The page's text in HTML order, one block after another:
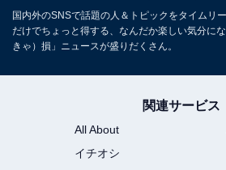
国内外のSNSで話題の人＆トピックをタイムリ
だけでちょっと得する、なんだか楽しい気分に
きゃ）損」ニュースが盛りだくさん。
関連サービス
All About
イチオシ